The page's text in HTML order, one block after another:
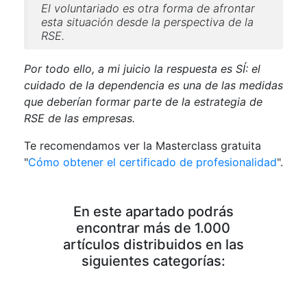
El voluntariado es otra forma de afrontar
esta situación desde la perspectiva de la
RSE.
Por todo ello, a mi juicio la respuesta es SÍ: el
cuidado de la dependencia es una de las medidas
que deberían formar parte de la estrategia de
RSE de las empresas.
Te recomendamos ver la Masterclass gratuita
"Cómo obtener el certificado de profesionalidad".
En este apartado podrás
encontrar más de 1.000
artículos distribuidos en las
siguientes categorías: